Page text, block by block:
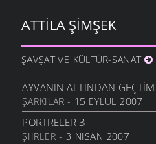
ATTILA ŞIMŞEK
ŞAVŞAT VE KÜLTÜR-SANAT
AYVANIN ALTINDAN GEÇTIM
ŞARKILAR - 15 EYLÜL 2007
PORTRELER 3
ŞIIRLER - 3 NISAN 2007